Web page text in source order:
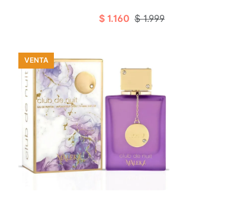
$ 1.160 $ 1.999
VENTA
Añadir al carro